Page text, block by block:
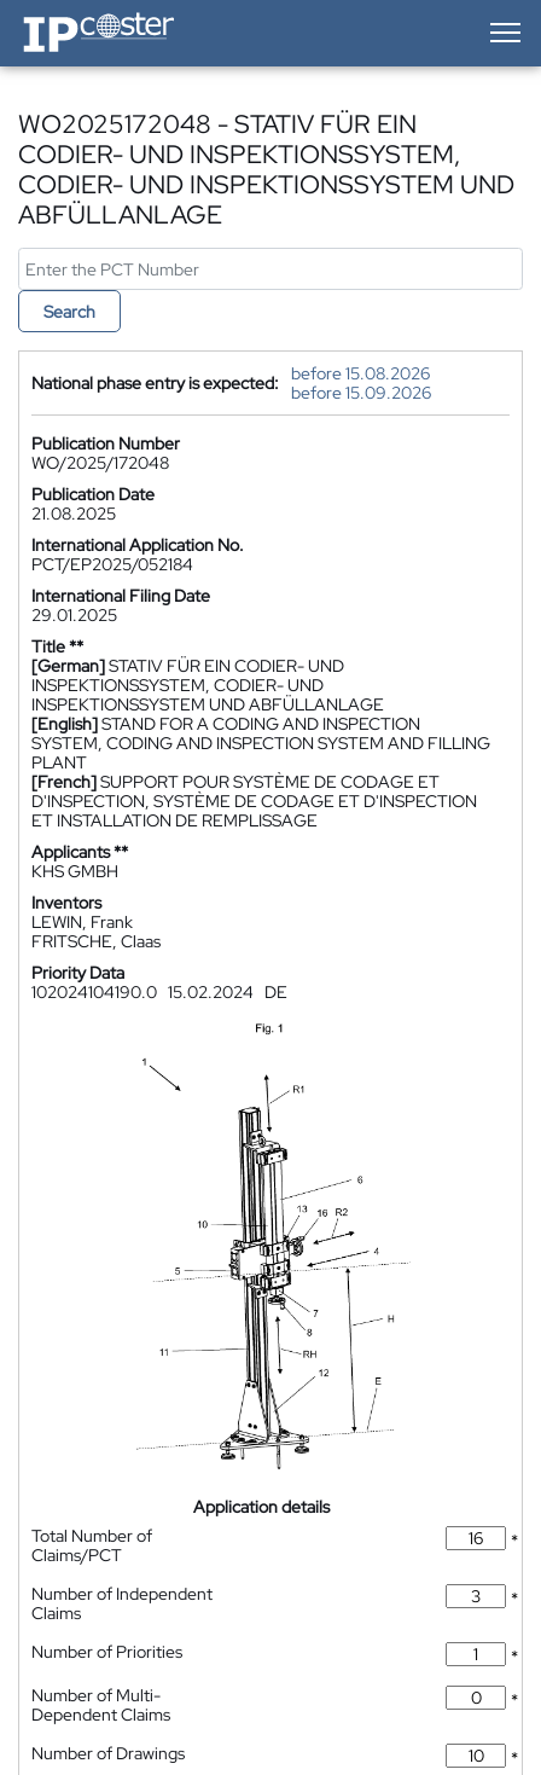
IP-Coster — Home
WO2025172048 - STATIV FÜR EIN
CODIER- UND INSPEKTIONSSYSTEM,
CODIER- UND INSPEKTIONSSYSTEM UND
ABFÜLLANLAGE
Search
National phase entry is expected:
before 15.08.2026
before 15.09.2026
Publication Number
WO/2025/172048
Publication Date
21.08.2025
International Application No.
PCT/EP2025/052184
International Filing Date
29.01.2025
Title **
[German]STATIV FÜR EIN CODIER- UND
INSPEKTIONSSYSTEM, CODIER- UND
INSPEKTIONSSYSTEM UND ABFÜLLANLAGE
[English]STAND FOR A CODING AND INSPECTION
SYSTEM, CODING AND INSPECTION SYSTEM AND FILLING
PLANT
[French]SUPPORT POUR SYSTÈME DE CODAGE ET
D'INSPECTION, SYSTÈME DE CODAGE ET D'INSPECTION
ET INSTALLATION DE REMPLISSAGE
Applicants **
KHS GMBH
Inventors
LEWIN, Frank
FRITSCHE, Claas
Priority Data
102024104190.0 15.02.2024 DE
Application details
Total Number of
Claims/PCT
*
Number of Independent
Claims
*
Number of Priorities
*
Number of Multi-
Dependent Claims
*
Number of Drawings
*